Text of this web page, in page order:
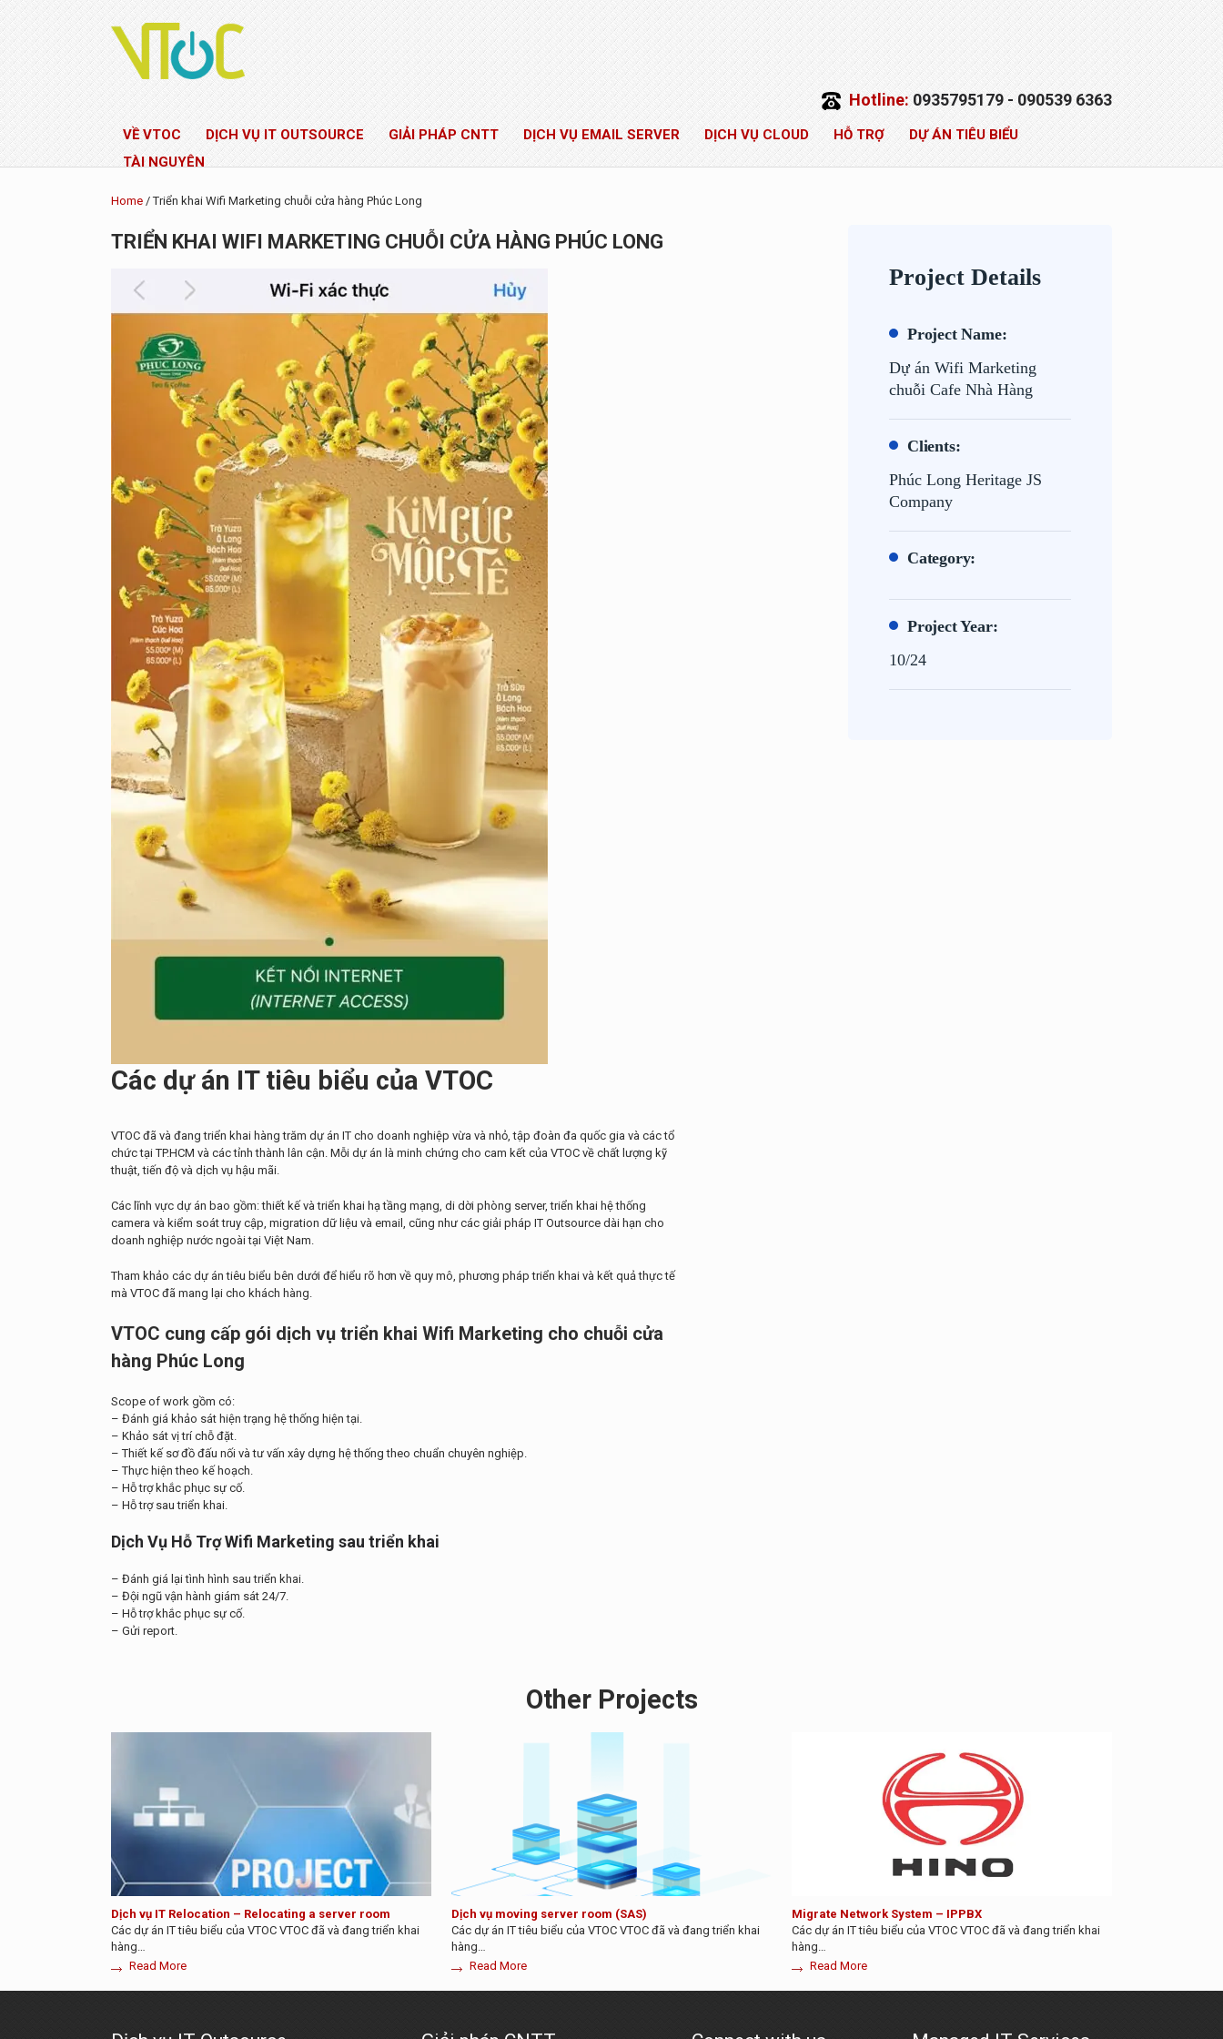
Hotline:0935795179 - 090539 6363
VỀ VTOC DỊCH VỤ IT OUTSOURCE GIẢI PHÁP CNTT DỊCH VỤ EMAIL SERVER DỊCH VỤ CLOUD HỖ TRỢ
DỰ ÁN TIÊU BIỂU
TÀI NGUYÊN
Home / Triển khai Wifi Marketing chuỗi cửa hàng Phúc Long
TRIỂN KHAI WIFI MARKETING CHUỖI CỬA HÀNG PHÚC LONG
Các dự án IT tiêu biểu của VTOC
VTOC đã và đang triển khai hàng trăm dự án IT cho doanh nghiệp vừa và nhỏ, tập đoàn đa quốc gia và các tổ
chức tại TP.HCM và các tỉnh thành lân cận. Mỗi dự án là minh chứng cho cam kết của VTOC về chất lượng kỹ
thuật, tiến độ và dịch vụ hậu mãi.
Các lĩnh vực dự án bao gồm: thiết kế và triển khai hạ tầng mạng, di dời phòng server, triển khai hệ thống
camera và kiểm soát truy cập, migration dữ liệu và email, cũng như các giải pháp IT Outsource dài hạn cho
doanh nghiệp nước ngoài tại Việt Nam.
Tham khảo các dự án tiêu biểu bên dưới để hiểu rõ hơn về quy mô, phương pháp triển khai và kết quả thực tế
mà VTOC đã mang lại cho khách hàng.
VTOC cung cấp gói dịch vụ triển khai Wifi Marketing cho chuỗi cửa
hàng Phúc Long
Scope of work gồm có:
– Đánh giá khảo sát hiện trạng hệ thống hiện tại.
– Khảo sát vị trí chỗ đặt.
– Thiết kế sơ đồ đấu nối và tư vấn xây dựng hệ thống theo chuẩn chuyên nghiệp.
– Thực hiện theo kế hoạch.
– Hỗ trợ khắc phục sự cố.
– Hỗ trợ sau triển khai.
Dịch Vụ Hỗ Trợ Wifi Marketing sau triển khai
– Đánh giá lại tình hình sau triển khai.
– Đội ngũ vận hành giám sát 24/7.
– Hỗ trợ khắc phục sự cố.
– Gửi report.
Project Details
Project Name:
Dự án Wifi Marketing
chuỗi Cafe Nhà Hàng
Clients:
Phúc Long Heritage JS
Company
Category:
Project Year:
10/24
Other Projects
Dịch vụ IT Relocation – Relocating a server room
Các dự án IT tiêu biểu của VTOC VTOC đã và đang triển khai
hàng…
Read More
Dịch vụ moving server room (SAS)
Các dự án IT tiêu biểu của VTOC VTOC đã và đang triển khai
hàng…
Read More
Migrate Network System – IPPBX
Các dự án IT tiêu biểu của VTOC VTOC đã và đang triển khai
hàng…
Read More